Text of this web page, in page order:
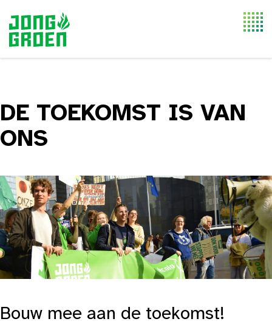
DE TOEKOMST IS VAN
ONS
Bouw mee aan de toekomst!